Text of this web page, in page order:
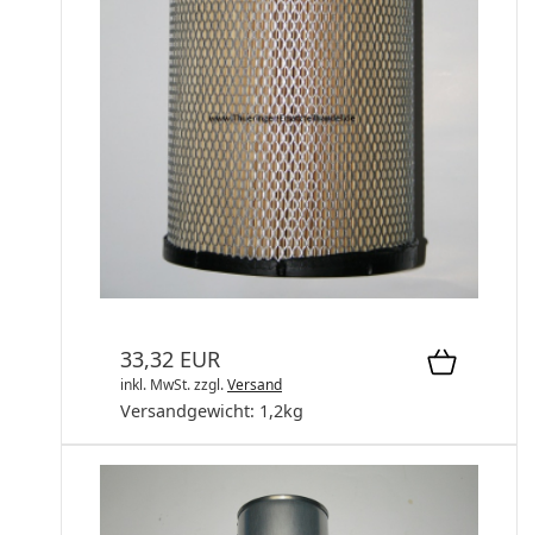
Luftfiltereinsatz 4013187
Luftfiltereinsatz
33,32 EUR
inkl. MwSt.zzgl.Versand
Versandgewicht: 1,2kg